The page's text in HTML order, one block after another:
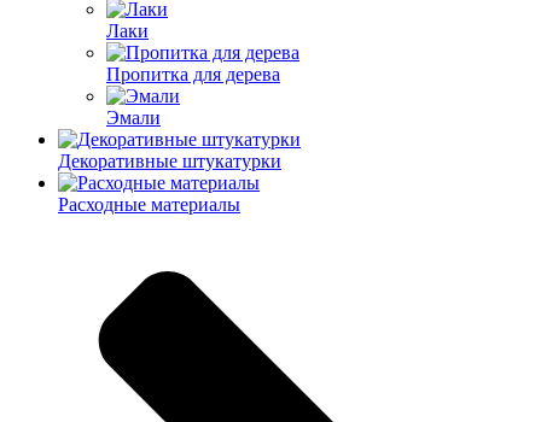
Лаки
Пропитка для дерева
Эмали
Декоративные штукатурки
Расходные материалы